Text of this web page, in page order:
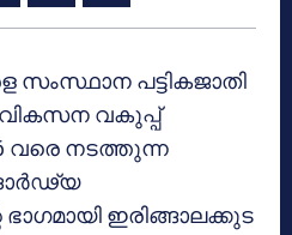
സംസ്ഥാന പട്ടികജാതി
വികസന വകുപ്പ്
വരെ നടത്തുന്ന
ഇരിങ്ങാലക്കുട